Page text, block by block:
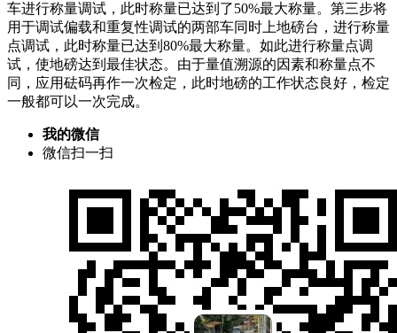
车进行称量调试，此时称量已达到了50%最大称量。第三步将
用于调试偏载和重复性调试的两部车同时上地磅台，进行称量
点调试，此时称量已达到80%最大称量。如此进行称量点调
试，使地磅达到最佳状态。由于量值溯源的因素和称量点不
同，应用砝码再作一次检定，此时地磅的工作状态良好，检定
一般都可以一次完成。
我的微信
微信扫一扫